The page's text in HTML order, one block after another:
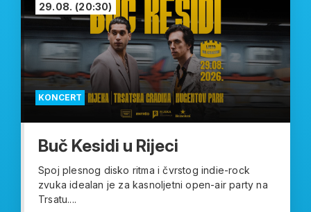
KONCERT
29.08. (20:30)
Buč Kesidi u Rijeci
Spoj plesnog disko ritma i čvrstog indie-rock
zvuka idealan je za kasnoljetni open-air party na
Trsatu....